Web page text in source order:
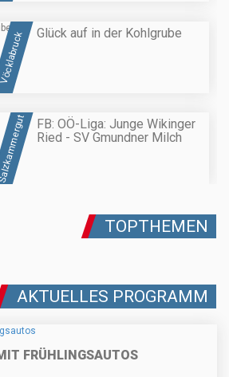
Glück auf in der Kohlgrube
FB: OÖ-Liga: Junge Wikinger
Ried - SV Gmundner Milch
TOPTHEMEN
AKTUELLES PROGRAMM
FRÜHLINGSAUTOS